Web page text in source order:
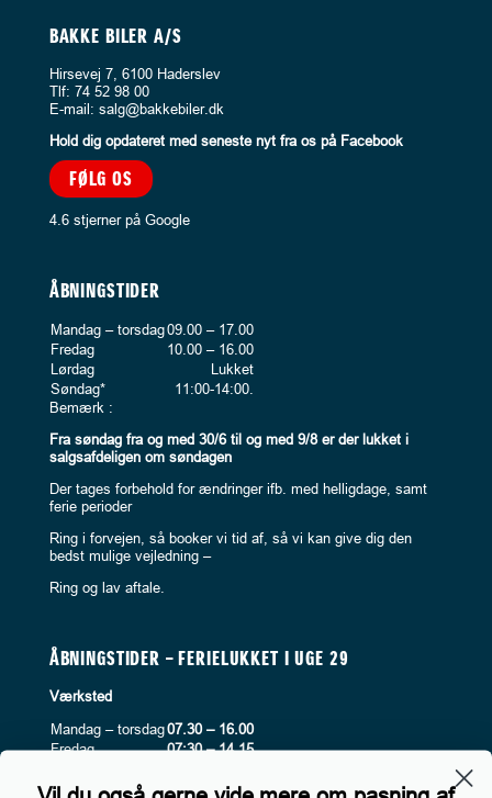
BAKKE BILER A/S
Hirsevej 7, 6100 Haderslev
Tlf: 74 52 98 00
E-mail: salg@bakkebiler.dk
Hold dig opdateret med seneste nyt fra os på Facebook
FØLG OS
4.6 stjerner på Google
ÅBNINGSTIDER
Mandag – torsdag09.00 – 17.00
Fredag
10.00 – 16.00
Lørdag
Lukket
Søndag*
11:00-14:00.
Bemærk :
Fra søndag fra og med 30/6 til og med 9/8 er der lukket i
salgsafdeligen om søndagen
Der tages forbehold for ændringer ifb. med helligdage, samt
ferie perioder
Ring i forvejen, så booker vi tid af, så vi kan give dig den
bedst mulige vejledning –
Ring og lav aftale.
ÅBNINGSTIDER – FERIELUKKET I UGE 29
Værksted
Mandag – torsdag07.30 – 16.00
Fredag
07:30 – 14.15
Søndag
Lukket